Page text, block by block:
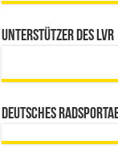
Unterstützer des LVR
Deutsches